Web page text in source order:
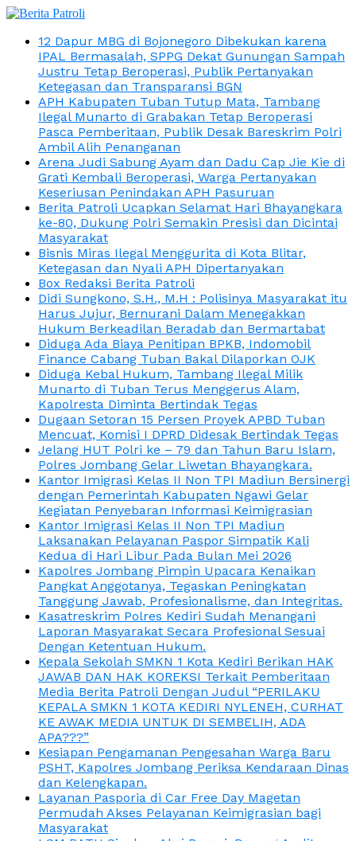
12 Dapur MBG di Bojonegoro Dibekukan karena
IPAL Bermasalah, SPPG Dekat Gunungan Sampah
Justru Tetap Beroperasi, Publik Pertanyakan
Ketegasan dan Transparansi BGN
APH Kabupaten Tuban Tutup Mata, Tambang
Ilegal Munarto di Grabakan Tetap Beroperasi
Pasca Pemberitaan, Publik Desak Bareskrim Polri
Ambil Alih Penanganan
Arena Judi Sabung Ayam dan Dadu Cap Jie Kie di
Grati Kembali Beroperasi, Warga Pertanyakan
Keseriusan Penindakan APH Pasuruan
Berita Patroli Ucapkan Selamat Hari Bhayangkara
ke-80, Dukung Polri Semakin Presisi dan Dicintai
Masyarakat
Bisnis Miras Ilegal Menggurita di Kota Blitar,
Ketegasan dan Nyali APH Dipertanyakan
Box Redaksi Berita Patroli
Didi Sungkono, S.H., M.H : Polisinya Masyarakat itu
Harus Jujur, Bernurani Dalam Menegakkan
Hukum Berkeadilan Beradab dan Bermartabat
Diduga Ada Biaya Penitipan BPKB, Indomobil
Finance Cabang Tuban Bakal Dilaporkan OJK
Diduga Kebal Hukum, Tambang Ilegal Milik
Munarto di Tuban Terus Menggerus Alam,
Kapolresta Diminta Bertindak Tegas
Dugaan Setoran 15 Persen Proyek APBD Tuban
Mencuat, Komisi I DPRD Didesak Bertindak Tegas
Jelang HUT Polri ke – 79 dan Tahun Baru Islam,
Polres Jombang Gelar Liwetan Bhayangkara.
Kantor Imigrasi Kelas II Non TPI Madiun Bersinergi
dengan Pemerintah Kabupaten Ngawi Gelar
Kegiatan Penyebaran Informasi Keimigrasian
Kantor Imigrasi Kelas II Non TPI Madiun
Laksanakan Pelayanan Paspor Simpatik Kali
Kedua di Hari Libur Pada Bulan Mei 2026
Kapolres Jombang Pimpin Upacara Kenaikan
Pangkat Anggotanya, Tegaskan Peningkatan
Tanggung Jawab, Profesionalisme, dan Integritas.
Kasatreskrim Polres Kediri Sudah Menangani
Laporan Masyarakat Secara Profesional Sesuai
Dengan Ketentuan Hukum.
Kepala Sekolah SMKN 1 Kota Kediri Berikan HAK
JAWAB DAN HAK KOREKSI Terkait Pemberitaan
Media Berita Patroli Dengan Judul “PERILAKU
KEPALA SMKN 1 KOTA KEDIRI NYLENEH, CURHAT
KE AWAK MEDIA UNTUK DI SEMBELIH, ADA
APA???”
Kesiapan Pengamanan Pengesahan Warga Baru
PSHT, Kapolres Jombang Periksa Kendaraan Dinas
dan Kelengkapan.
Layanan Pasporia di Car Free Day Magetan
Permudah Akses Pelayanan Keimigrasian bagi
Masyarakat